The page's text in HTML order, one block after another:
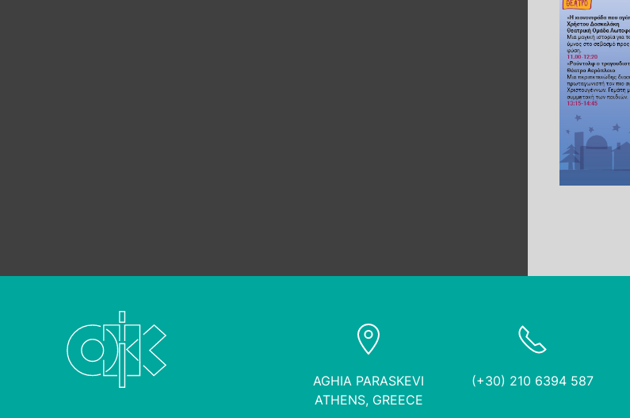
AGHIA PARASKEVI
ATHENS, GREECE
(+30) 210 6394 587